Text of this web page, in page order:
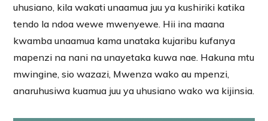
uhusiano, kila wakati unaamua juu ya kushiriki katika
tendo la ndoa wewe mwenyewe. Hii ina maana
kwamba unaamua kama unataka kujaribu kufanya
mapenzi na nani na unayetaka kuwa nae. Hakuna mtu
mwingine, sio wazazi, Mwenza wako au mpenzi,
anaruhusiwa kuamua juu ya uhusiano wako wa kijinsia.